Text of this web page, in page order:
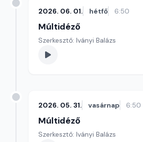
2026. 06. 01. hétfő 6:50
Múltidéző
Szerkesztő: Iványi Balázs
2026. 05. 31. vasárnap 6:50
Múltidéző
Szerkesztő: Iványi Balázs